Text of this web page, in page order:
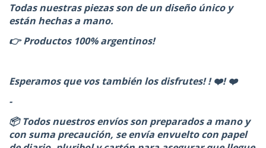
Todas nuestras piezas son de un diseño único y
están hechas a mano.
👉 Productos 100% argentinos!
Esperamos que vos también los disfrutes! ! ❤️! ❤️
-
📦 Todos nuestros envíos son preparados a mano y
con suma precaución, se envía envuelto con papel